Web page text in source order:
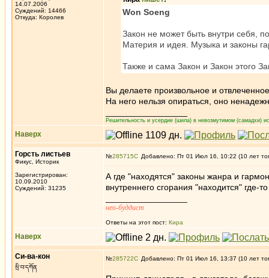
14.07.2006
Суждений: 14466
Откуда: Королев
Won Soeng
Закон не может быть внутри себя,
Материя и идея. Музыка и законы
Также и сама Закон и Закон этого
Вы делаете произвольное и
На него нельзя опираться, оно
Решительность и усердие (шила) в невозмутимом (самадхи)
Наверх
Горсть листьев
Фикус, Историк
Зарегистрирован:
10.09.2010
Суждений: 31235
№285715 Добавлено: Пт 01 Июл 16, 10:22 (10 лет
А где "находятся" законы жанра и
внутреннего сгорания "находится" где-
нео-буддист
Ответы на этот пост: Кира
Наверх
Си-ва-кон
སྲི་བ་དཀོན
№285722 Добавлено: Пт 01 Июл 16, 13:37 (10 лет